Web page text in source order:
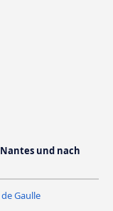
und nach
Gaulle